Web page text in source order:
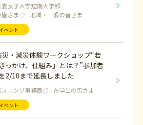
イベント
女子大学短期大学部
さま
地域・一般の皆さま
イベント
・減災体験ワークショップ“若
っかけ、仕組み」とは？”参加者
10まで延長しました
コンソ事務局 在学生の皆さま